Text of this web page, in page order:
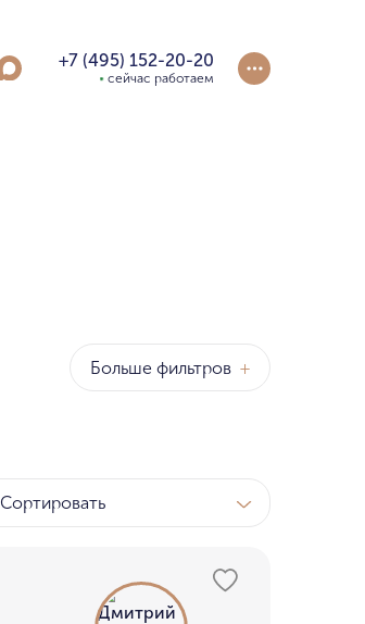
+7 (495) 152-20-20
сейчас работаем
Больше фильтров +
Сортировать